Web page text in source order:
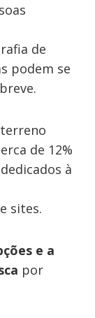
de
podem se
de 12%
à
sites.
e a
por